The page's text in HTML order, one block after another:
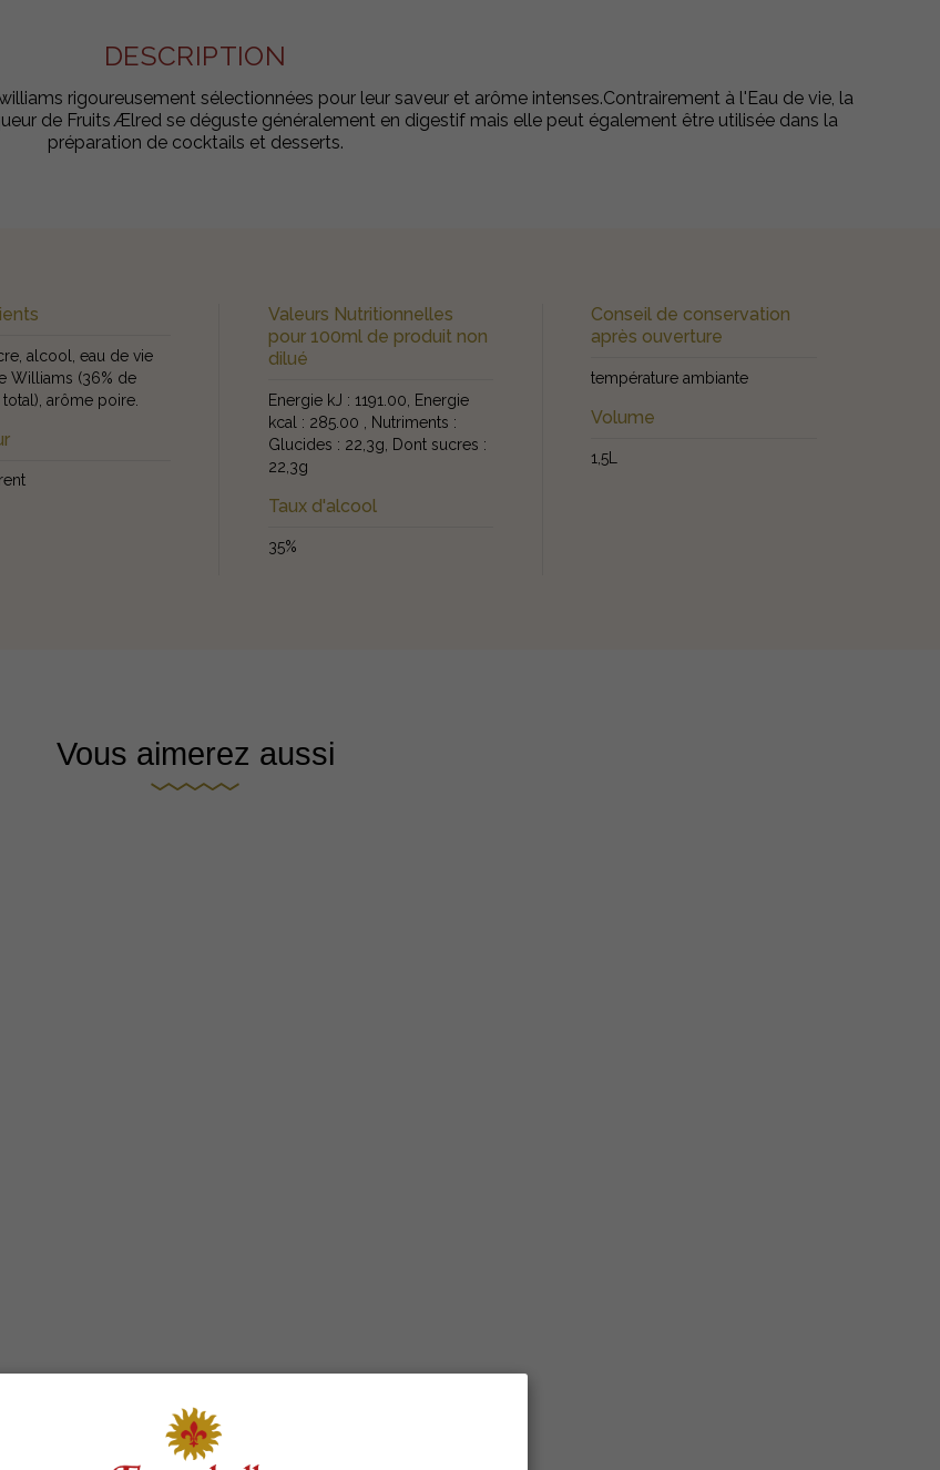
DESCRIPTION
rigoureusement sélectionnées pour leur saveur et arôme intenses.Contrairement à l'Eau de vie, la
de Fruits Ælred se déguste généralement en digestif mais elle peut également être utilisée dans la
préparation de cocktails et desserts.
alcool, eau de vie
Williams (36% de
arôme poire.
Valeurs Nutritionnelles
pour 100ml de produit non
dilué
Energie kJ : 1191.00, Energie
kcal : 285.00 , Nutriments :
Glucides : 22,3g, Dont sucres :
22,3g
Taux d'alcool
35%
Conseil de conservation
après ouverture
température ambiante
Volume
1,5L
Vous aimerez aussi